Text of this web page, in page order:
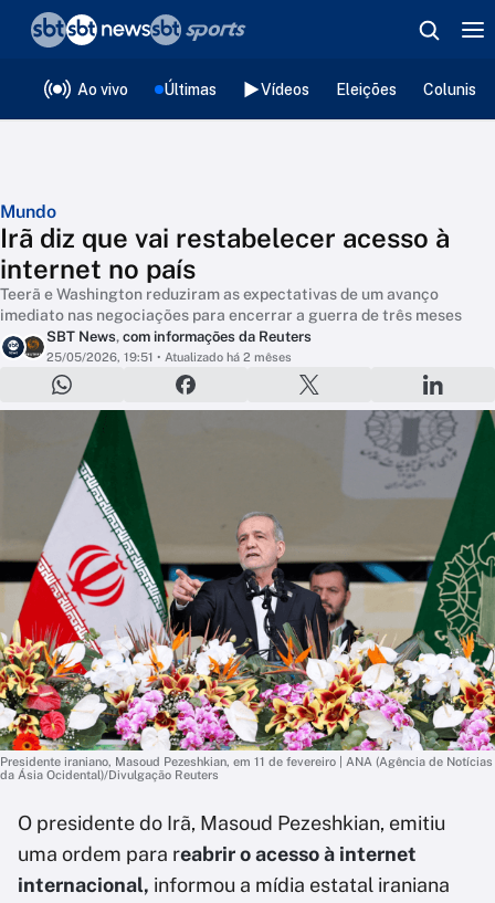
Ao vivo Últimas Vídeos Eleições
Mundo
Irã diz que vai restabelecer acesso à
internet no país
Teerã e Washington reduziram as expectativas de um avanço
imediato nas negociações para encerrar a guerra de três meses
SBT News, com informações da Reuters
25/05/2026, 19:51 • Atualizado há 2 mêses
Presidente iraniano, Masoud Pezeshkian, em 11 de fevereiro | ANA (Agência de Notícias
da Ásia Ocidental)/Divulgação Reuters
O presidente do Irã, Masoud Pezeshkian, emitiu
uma ordem para reabrir o acesso à internet
internacional, informou a mídia estatal iraniana
❮voltar
Editorias